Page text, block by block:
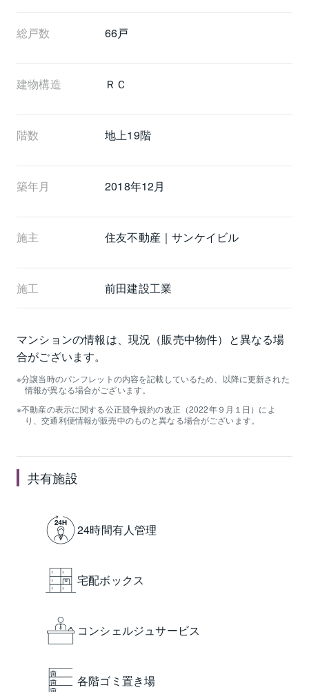
総戸数 66戸
建物構造 ＲＣ
階数 地上19階
築年月 2018年12月
施主 住友不動産｜サンケイビル
施工 前田建設工業
マンションの情報は、現況（販売中物件）と異なる場
合がございます。
分譲当時のパンフレットの内容を記載しているため、以降に更新された
情報が異なる場合がございます。
不動産の表示に関する公正競争規約の改正（2022年９月１日）によ
り、交通利便情報が販売中のものと異なる場合がございます。
共有施設
24時間有人管理
宅配ボックス
コンシェルジュサービス
各階ゴミ置き場